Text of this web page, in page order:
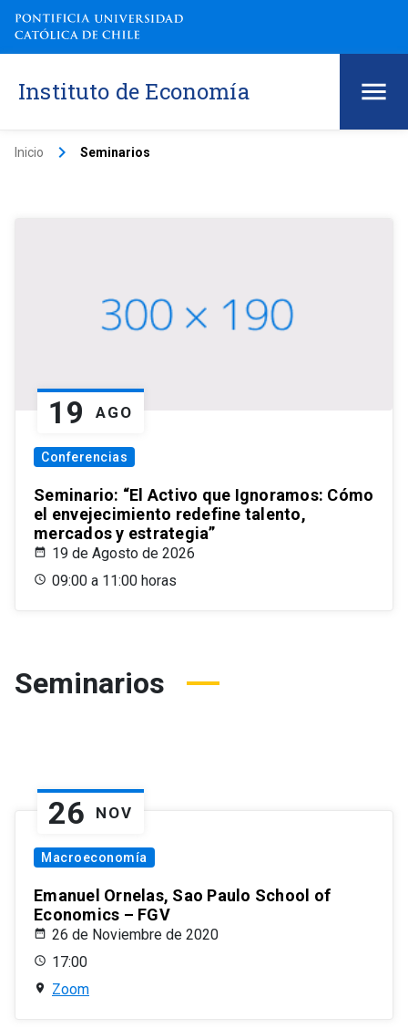
Instituto de Economía
Inicio keyboard_arrow_right Seminarios
19 AGO
Conferencias
Seminario: “El Activo que Ignoramos: Cómo
el envejecimiento redefine talento,
mercados y estrategia”
19 de Agosto de 2026
09:00 a 11:00 horas
Seminarios
26 NOV
Macroeconomía
Emanuel Ornelas, Sao Paulo School of
Economics – FGV
26 de Noviembre de 2020
17:00
Zoom